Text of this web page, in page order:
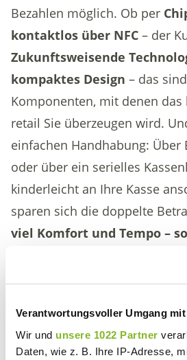
Verantwortungsvoller Umgang
Wir und unsere 1022 Partner
Daten, wie z. B. Ihre IP-Adresse,
Bezahlen möglich. Ob per
kontaktlos über NFC – der
Zukunftsweisende
kompaktes Design – das
Komponenten, mit denen das
retail Sie überzeugen wird.
einfachen Handhabung: Über
oder über ein serielles
kinderleicht an Ihre Kasse
sparen sich die doppelte
viel Komfort und Tempo –
1q69m7wzm6nx3.s3.eu-
1.amazonaws.com/assets/